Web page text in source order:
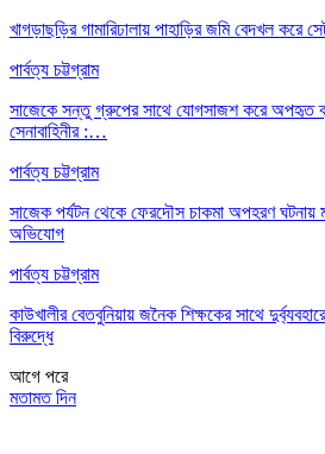
খাগড়াছড়ির গামারিঢালায় পাহাড়ির জমি বেদখল করে
পার্বত্য চট্টগ্রাম
সাজেকে সন্তু গ্রুপের সাথে যোগসাজশ করে অপহৃত
সেনাবাহিনীর :…
পার্বত্য চট্টগ্রাম
সাজেক পর্যটন থেকে ফেরদৌস চাকমা অপহরণ ঘটনায়
অভিযোগ
পার্বত্য চট্টগ্রাম
কাউখালীর বেতবুনিয়ায় জনৈক শিক্ষকের সাথে
বিরুদ্ধে
আগে পরে
মতামত দিন